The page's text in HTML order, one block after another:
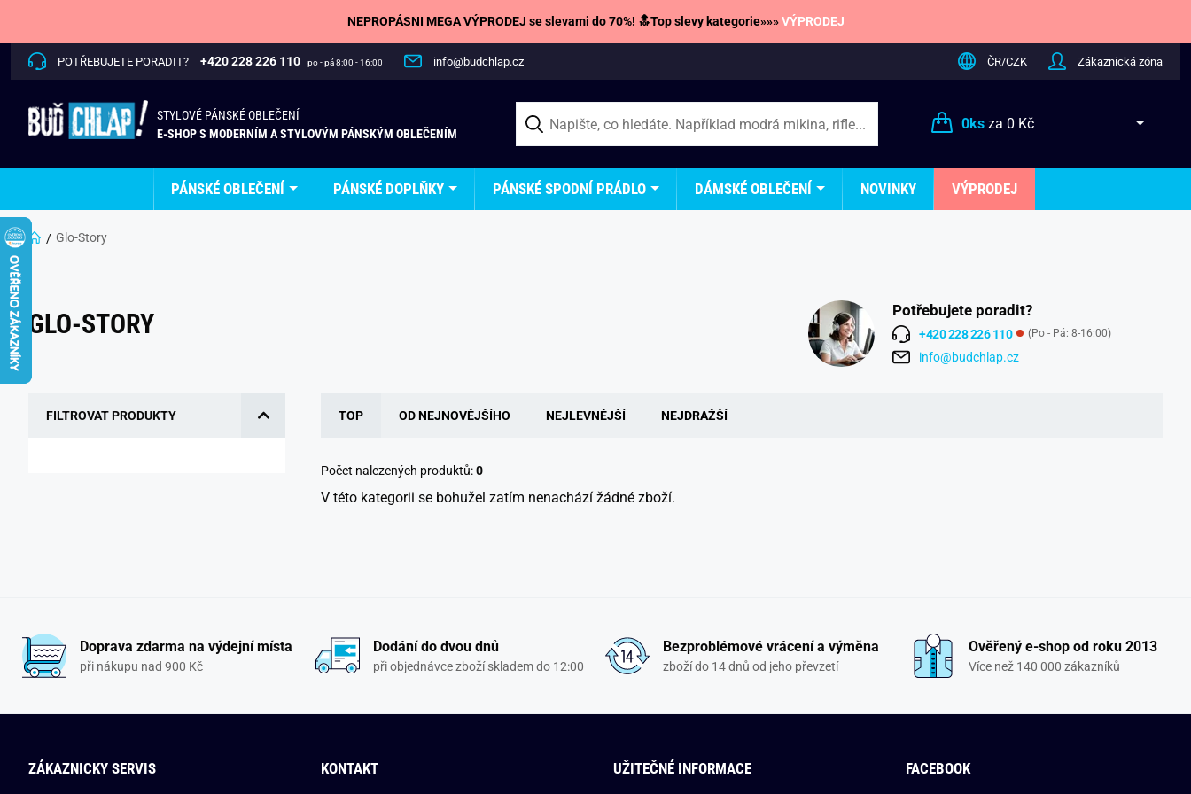
NEPROPÁSNI MEGA VÝPRODEJ se slevami do 70%! 🔝Top slevy kategorie»»»VÝPRODEJ
POTŘEBUJETE PORADIT? +420 228 226 110 po - pá 8:00 - 16:00 info@budchlap.cz ČR/CZK Zákaznická zóna
STYLOVÉ PÁNSKÉ OBLEČENÍ
E-SHOP S MODERNÍM A STYLOVÝM PÁNSKÝM OBLEČENÍM
0ksza 0 Kč
PÁNSKÉ OBLEČENÍ PÁNSKÉ DOPLŇKY PÁNSKÉ SPODNÍ PRÁDLO DÁMSKÉ OBLEČENÍ NOVINKY VÝPRODEJ
Glo-Story
GLO-STORY Potřebujete poradit?
+420 228 226 110 (Po - Pá: 8-16:00)
info@budchlap.cz
FILTROVAT PRODUKTY TOP OD NEJNOVĚJŠÍHO NEJLEVNĚJŠÍ NEJDRAŽŠÍ
Počet nalezených produktů:0
V této kategorii se bohužel zatím nenachází žádné zboží.
Doprava zdarma na výdejní místa
při nákupu nad 900 Kč
Dodání do dvou dnů
při objednávce zboží skladem do 12:00
Bezproblémové vrácení a výměna
zboží do 14 dnů od jeho převzetí
Ověřený e-shop od roku 2013
Více než 140 000 zákazníků
ZÁKAZNICKY SERVIS KONTAKT UŽITEČNÉ INFORMACE FACEBOOK